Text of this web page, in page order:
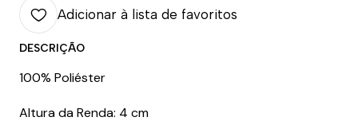
Adicionar à lista de favoritos
DESCRIÇÃO
100% Poliéster
Altura da Renda: 4 cm